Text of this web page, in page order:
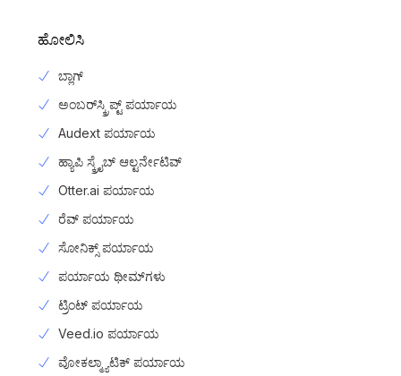
ಹೋಲಿಸಿ
ಬ್ಲಾಗ್
ಅಂಬರ್‌ಸ್ಕ್ರಿಪ್ಟ್ ಪರ್ಯಾಯ
Audext ಪರ್ಯಾಯ
ಹ್ಯಾಪಿ ಸ್ಕ್ರೈಬ್ ಆಲ್ಟರ್ನೇಟಿವ್
Otter.ai ಪರ್ಯಾಯ
ರೆವ್ ಪರ್ಯಾಯ
ಸೋನಿಕ್ಸ್ ಪರ್ಯಾಯ
ಪರ್ಯಾಯ ಥೀಮ್‌ಗಳು
ಟ್ರಿಂಟ್ ಪರ್ಯಾಯ
Veed.io ಪರ್ಯಾಯ
ವೋಕಲ್ಮ್ಯಾಟಿಕ್ ಪರ್ಯಾಯ